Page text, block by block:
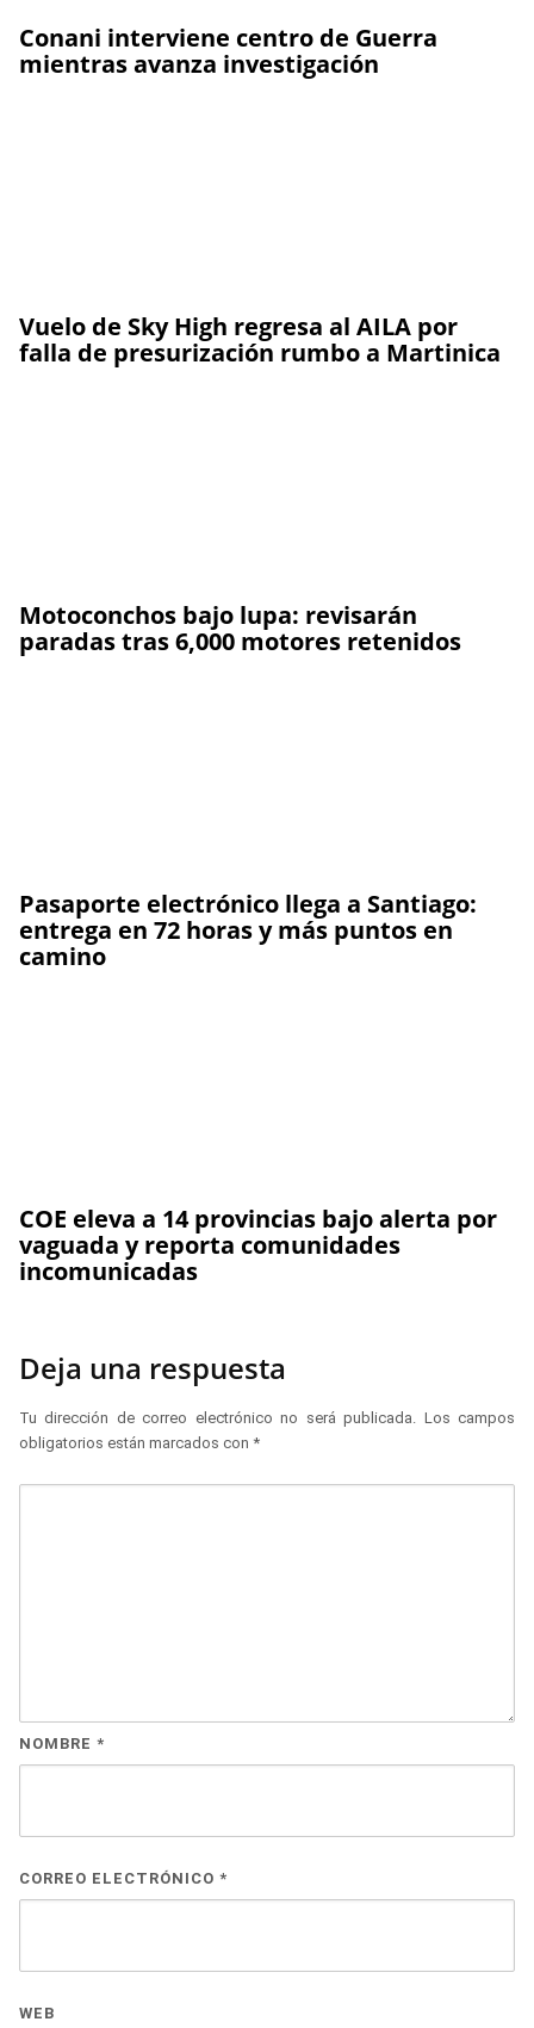
Conani interviene centro de Guerra
mientras avanza investigación
Vuelo de Sky High regresa al AILA por
falla de presurización rumbo a Martinica
Motoconchos bajo lupa: revisarán
paradas tras 6,000 motores retenidos
Pasaporte electrónico llega a Santiago:
entrega en 72 horas y más puntos en
camino
COE eleva a 14 provincias bajo alerta por
vaguada y reporta comunidades
incomunicadas
Deja una respuesta
Tu dirección de correo electrónico no será publicada.
Los campos
obligatorios están marcados con *
NOMBRE *
CORREO ELECTRÓNICO *
WEB